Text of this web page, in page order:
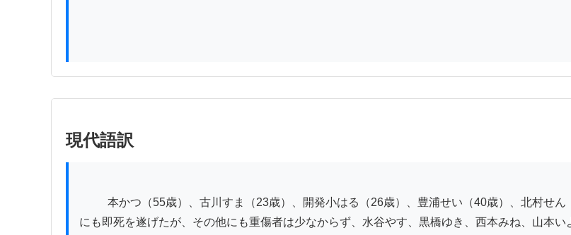
現代語訳
にも即死を遂げたが、その他にも重傷者は少なからず、水谷やす、黒橋ゆき、西本みね、山本